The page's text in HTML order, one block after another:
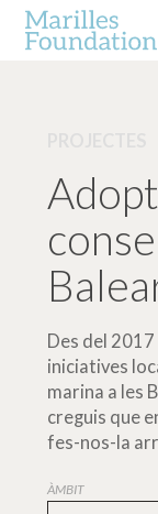
Des del
iniciatives
marina a les
creguis que
fes-nos-la
ÀMBIT